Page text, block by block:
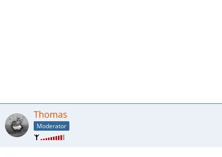
Thomas
Moderator